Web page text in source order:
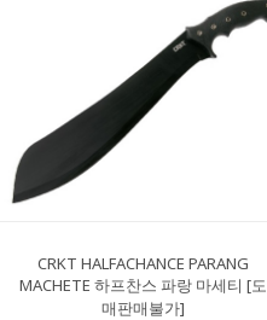
CRKT HALFACHANCE PARANG
MACHETE 하프찬스 파랑 마세티 [도
매판매불가]